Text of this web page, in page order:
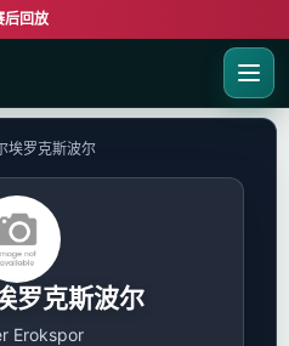
后回放
埃罗克斯波尔
罗克斯波尔
Erokspor